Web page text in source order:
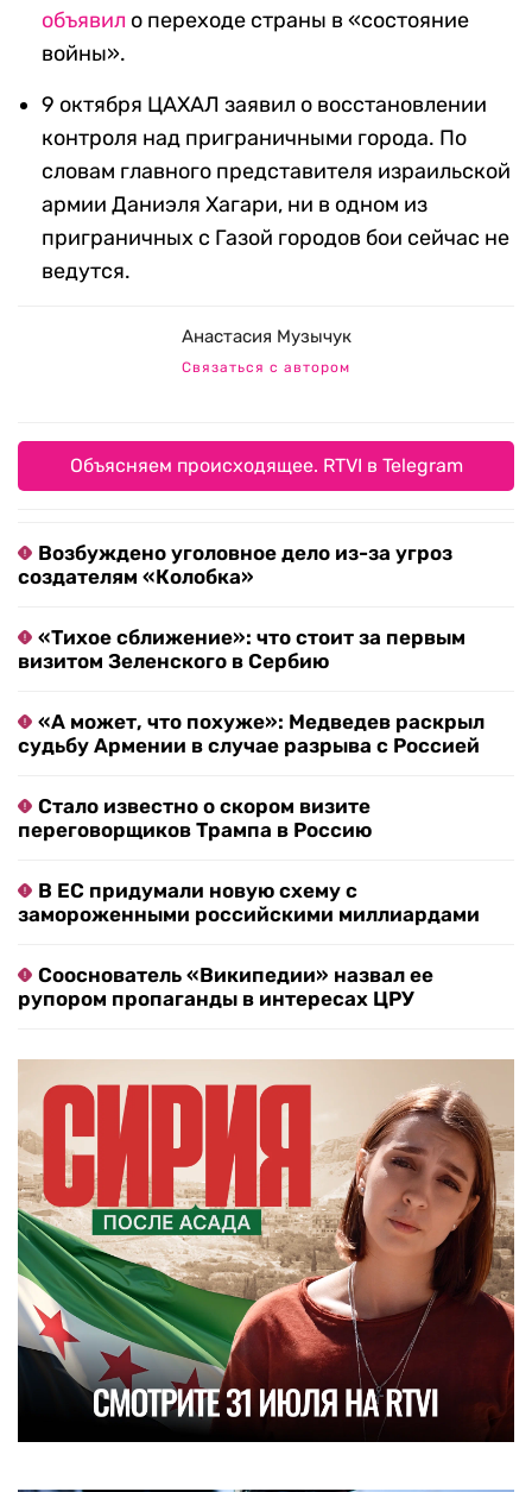
объявил о переходе страны в «состояние
войны».
9 октября ЦАХАЛ заявил о восстановлении
контроля над приграничными города. По
словам главного представителя израильской
армии Даниэля Хагари, ни в одном из
приграничных с Газой городов бои сейчас не
ведутся.
Анастасия Музычук
Связаться с автором
Объясняем происходящее. RTVI в Telegram
Возбуждено уголовное дело из-за угроз
создателям «Колобка»
«Тихое сближение»: что стоит за первым
визитом Зеленского в Сербию
«А может, что похуже»: Медведев раскрыл
судьбу Армении в случае разрыва с Россией
Стало известно о скором визите
переговорщиков Трампа в Россию
В ЕС придумали новую схему с
замороженными российскими миллиардами
Сооснователь «Википедии» назвал ее
рупором пропаганды в интересах ЦРУ